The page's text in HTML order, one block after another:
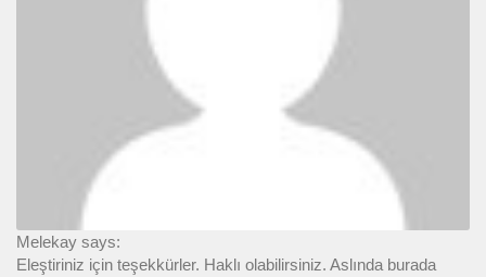
Melekay says:
Eleştiriniz için teşekkürler. Haklı olabilirsiniz. Aslında burada